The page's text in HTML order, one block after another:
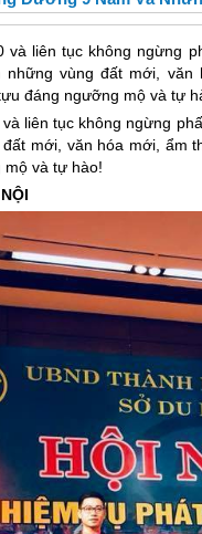
và liên tục không ngừng
vùng đất mới,
đáng ngưỡng mộ và tự
liên tục không ngừng
mới, văn hóa mới, ẩm
và tự hào!